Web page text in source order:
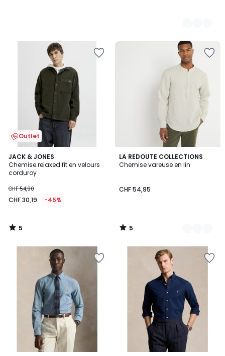
Outlet
JACK & JONES
Chemise relaxed fit en velours
corduroy
CHF 54,90
CHF 30,19 -45%
5
/
5
5
/
LA REDOUTE COLLECTIONS
Chemise vareuse en lin
CHF 54,95
5
/
3
Couleurs
5
/